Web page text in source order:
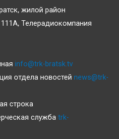
жилой район
Телерадиокомпания
info@trk-bratsk.tv
отдела новостей news@trk-
строка
служба trk-